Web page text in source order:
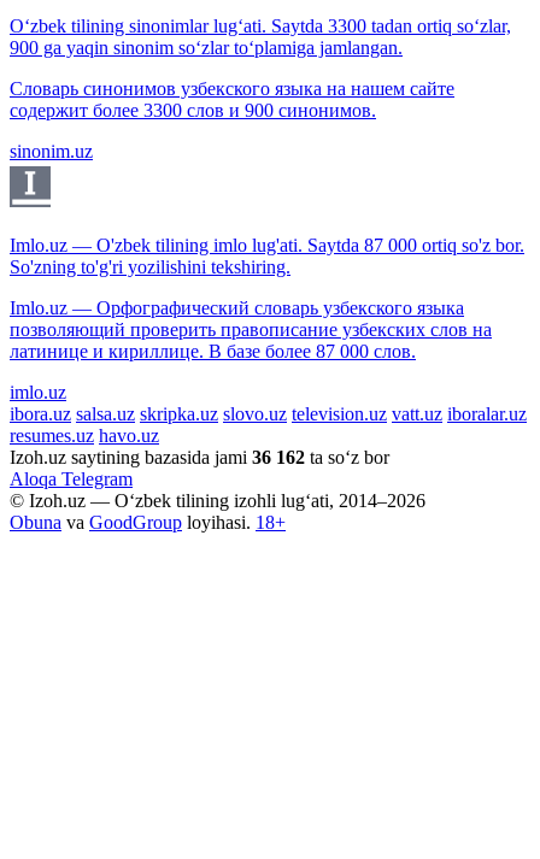
O‘zbek tilining sinonimlar lug‘ati. Saytda 3300 tadan ortiq so‘zlar,
900 ga yaqin sinonim so‘zlar to‘plamiga jamlangan.
Словарь синонимов узбекского языка на нашем сайте
содержит более 3300 слов и 900 синонимов.
sinonim.uz
Imlo.uz — O'zbek tilining imlo lug'ati. Saytda 87 000 ortiq so'z bor.
So'zning to'g'ri yozilishini tekshiring.
Imlo.uz — Орфографический словарь узбекского языка
позволяющий проверить правописание узбекских слов на
латинице и кириллице. В базе более 87 000 слов.
imlo.uz
ibora.uz salsa.uz skripka.uz slovo.uz television.uz vatt.uz iboralar.uz
resumes.uz havo.uz
Izoh.uz saytining bazasida jami 36 162 ta so‘z bor
Aloqa Telegram
© Izoh.uz — O‘zbek tilining izohli lug‘ati, 2014–2026
Obuna va GoodGroup loyihasi. 18+